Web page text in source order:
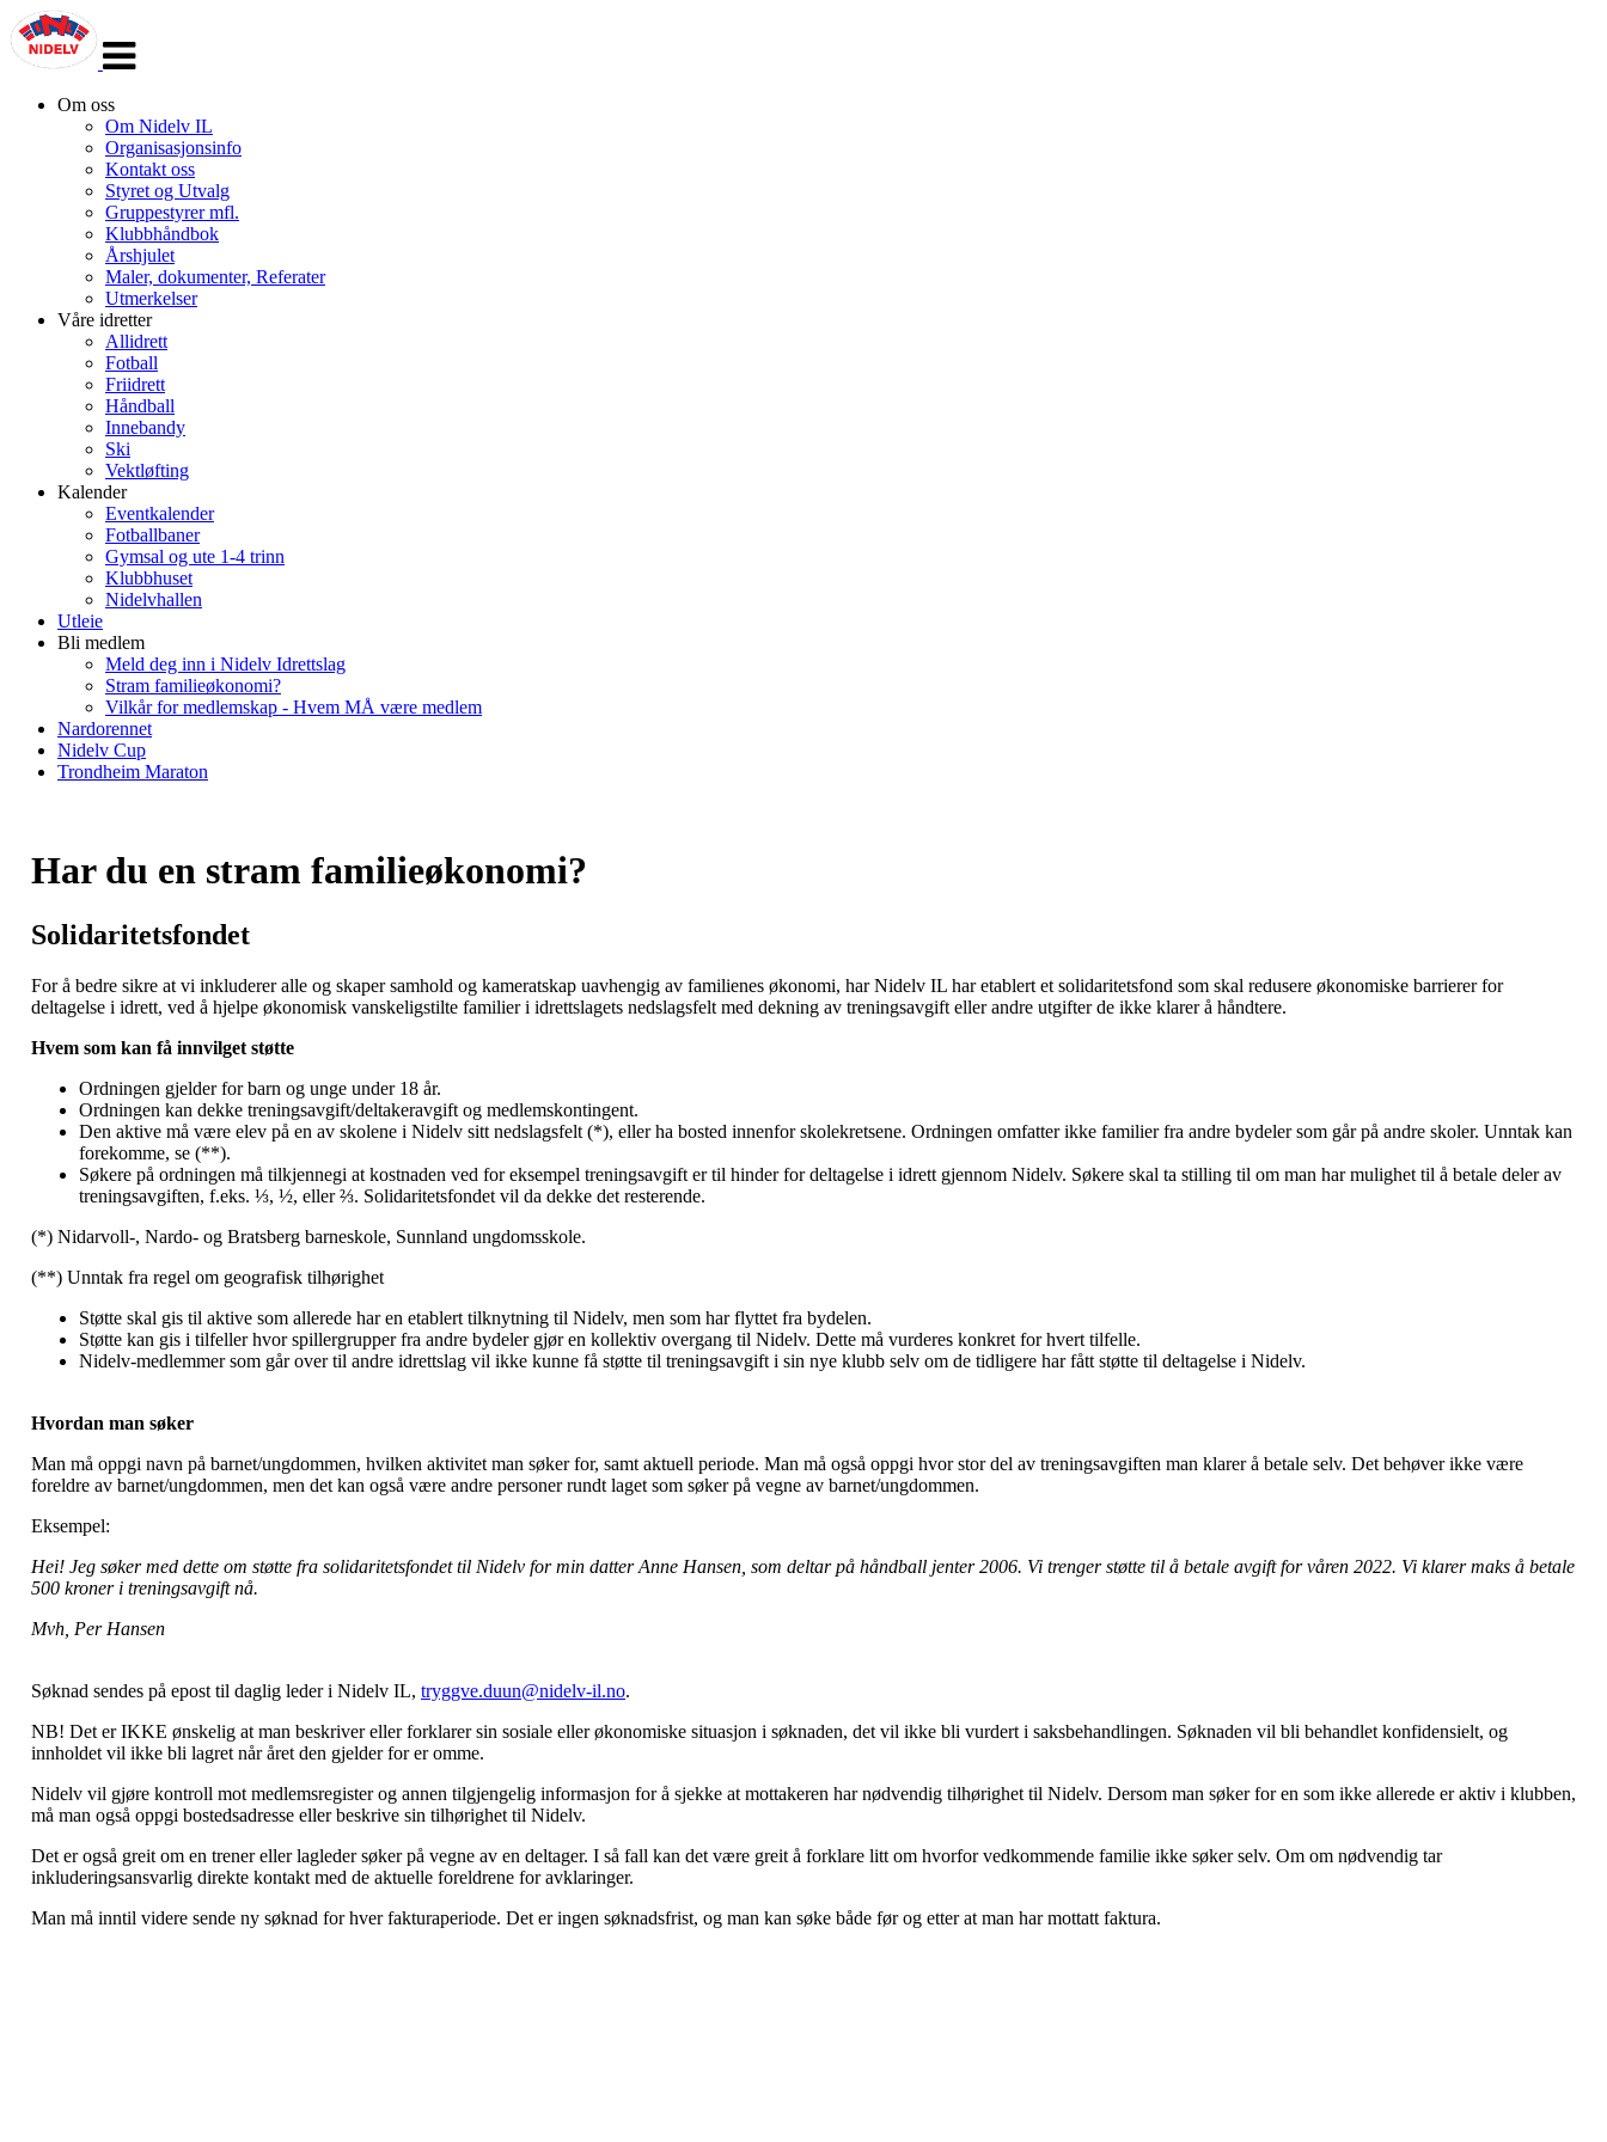
navigasjon
Om oss
Om Nidelv IL
Organisasjonsinfo
Kontakt oss
Styret og Utvalg
Gruppestyrer mfl.
Klubbhåndbok
Årshjulet
Maler, dokumenter, Referater
Utmerkelser
Våre idretter
Allidrett
Fotball
Friidrett
Håndball
Innebandy
Ski
Vektløfting
Kalender
Eventkalender
Fotballbaner
Gymsal og ute 1-4 trinn
Klubbhuset
Nidelvhallen
Utleie
Bli medlem
Meld deg inn i Nidelv Idrettslag
Stram familieøkonomi?
Vilkår for medlemskap - Hvem MÅ være medlem
Nardorennet
Nidelv Cup
Trondheim Maraton
Har du en stram familieøkonomi?
Solidaritetsfondet
For å bedre sikre at vi inkluderer alle og skaper samhold og kameratskap uavhengig av familienes økonomi, har Nidelv IL har etablert et solidaritetsfond som skal redusere økonomiske barrierer for
deltagelse i idrett, ved å hjelpe økonomisk vanskeligstilte familier i idrettslagets nedslagsfelt med dekning av treningsavgift eller andre utgifter de ikke klarer å håndtere.
Hvem som kan få innvilget støtte
Ordningen gjelder for barn og unge under 18 år.
Ordningen kan dekke treningsavgift/deltakeravgift og medlemskontingent.
Den aktive må være elev på en av skolene i Nidelv sitt nedslagsfelt (*), eller ha bosted innenfor skolekretsene. Ordningen omfatter ikke familier fra andre bydeler som går på andre skoler. Unntak kan
forekomme, se (**).
Søkere på ordningen må tilkjennegi at kostnaden ved for eksempel treningsavgift er til hinder for deltagelse i idrett gjennom Nidelv. Søkere skal ta stilling til om man har mulighet til å betale deler av
treningsavgiften, f.eks. ⅓, ½, eller ⅔. Solidaritetsfondet vil da dekke det resterende.
(*) Nidarvoll-, Nardo- og Bratsberg barneskole, Sunnland ungdomsskole.
(**) Unntak fra regel om geografisk tilhørighet
Støtte skal gis til aktive som allerede har en etablert tilknytning til Nidelv, men som har flyttet fra bydelen.
Støtte kan gis i tilfeller hvor spillergrupper fra andre bydeler gjør en kollektiv overgang til Nidelv. Dette må vurderes konkret for hvert tilfelle.
Nidelv-medlemmer som går over til andre idrettslag vil ikke kunne få støtte til treningsavgift i sin nye klubb selv om de tidligere har fått støtte til deltagelse i Nidelv.
Hvordan man søker
Man må oppgi navn på barnet/ungdommen, hvilken aktivitet man søker for, samt aktuell periode. Man må også oppgi hvor stor del av treningsavgiften man klarer å betale selv. Det behøver ikke være
foreldre av barnet/ungdommen, men det kan også være andre personer rundt laget som søker på vegne av barnet/ungdommen.
Eksempel:
Hei! Jeg søker med dette om støtte fra solidaritetsfondet til Nidelv for min datter Anne Hansen, som deltar på håndball jenter 2006. Vi trenger støtte til å betale avgift for våren 2022. Vi klarer maks å betale
500 kroner i treningsavgift nå.
Mvh, Per Hansen
Søknad sendes på epost til daglig leder i Nidelv IL, tryggve.duun@nidelv-il.no.
NB! Det er IKKE ønskelig at man beskriver eller forklarer sin sosiale eller økonomiske situasjon i søknaden, det vil ikke bli vurdert i saksbehandlingen. Søknaden vil bli behandlet konfidensielt, og
innholdet vil ikke bli lagret når året den gjelder for er omme.
Nidelv vil gjøre kontroll mot medlemsregister og annen tilgjengelig informasjon for å sjekke at mottakeren har nødvendig tilhørighet til Nidelv. Dersom man søker for en som ikke allerede er aktiv i klubben,
må man også oppgi bostedsadresse eller beskrive sin tilhørighet til Nidelv.
Det er også greit om en trener eller lagleder søker på vegne av en deltager. I så fall kan det være greit å forklare litt om hvorfor vedkommende familie ikke søker selv. Om om nødvendig tar
inkluderingsansvarlig direkte kontakt med de aktuelle foreldrene for avklaringer.
Man må inntil videre sende ny søknad for hver fakturaperiode. Det er ingen søknadsfrist, og man kan søke både før og etter at man har mottatt faktura.